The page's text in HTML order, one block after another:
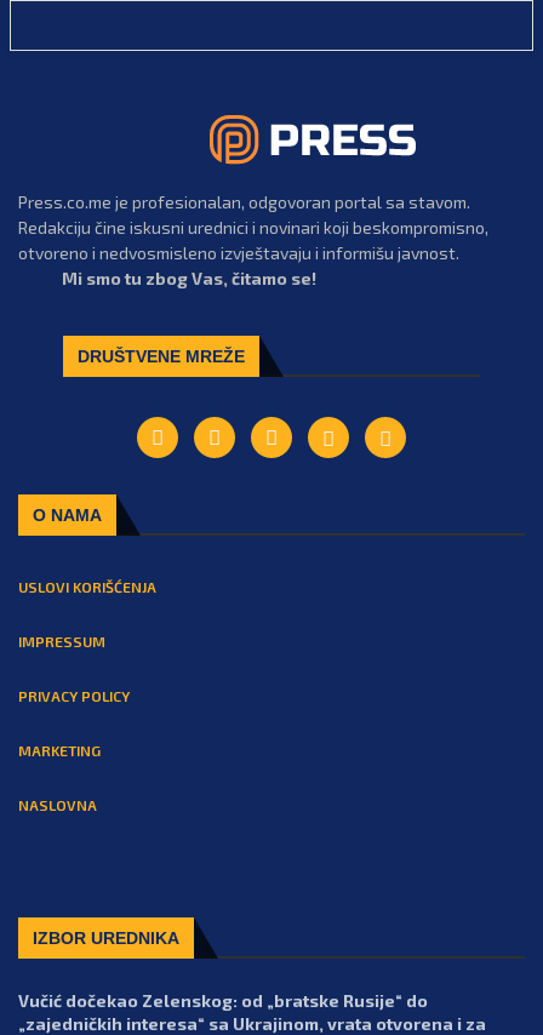
Press.co.me je profesionalan, odgovoran portal sa stavom.
Redakciju čine iskusni urednici i novinari koji beskompromisno,
otvoreno i nedvosmisleno izvještavaju i informišu javnost.
Mi smo tu zbog Vas, čitamo se!
DRUŠTVENE MREŽE
O NAMA
USLOVI KORIŠĆENJA
IMPRESSUM
PRIVACY POLICY
MARKETING
NASLOVNA
IZBOR UREDNIKA
Vučić dočekao Zelenskog: od „bratske Rusije“ do
„zajedničkih interesa“ sa Ukrajinom, vrata otvorena i za